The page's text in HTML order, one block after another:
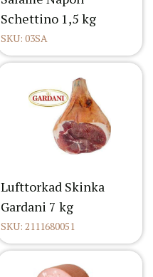
Schettino 1,5 kg
SKU: 03SA
Lufttorkad Skinka
Gardani 7 kg
SKU: 2111680051